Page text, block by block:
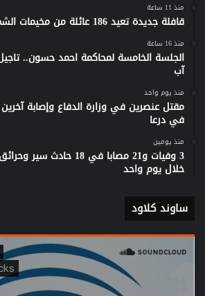
منذ 11 ساعة
قافلة جديدة تعيد 186 عائلة من مخيمات الشمال إلى ريف حماة
منذ 16 ساعة
آب
منذ يوم واحد
مقتل عنصرين في وزارة الدفاع وإصابة
في درعا
منذ يومين
3 وفيات و21 مصابا في 18
خلال يوم واحد
ساوند كلاود